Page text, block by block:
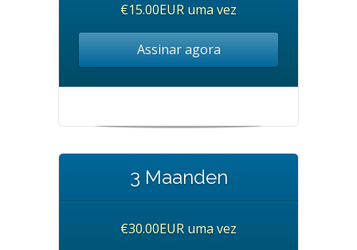
€15.00EUR uma vez
Assinar agora
3 Maanden
€30.00EUR uma vez